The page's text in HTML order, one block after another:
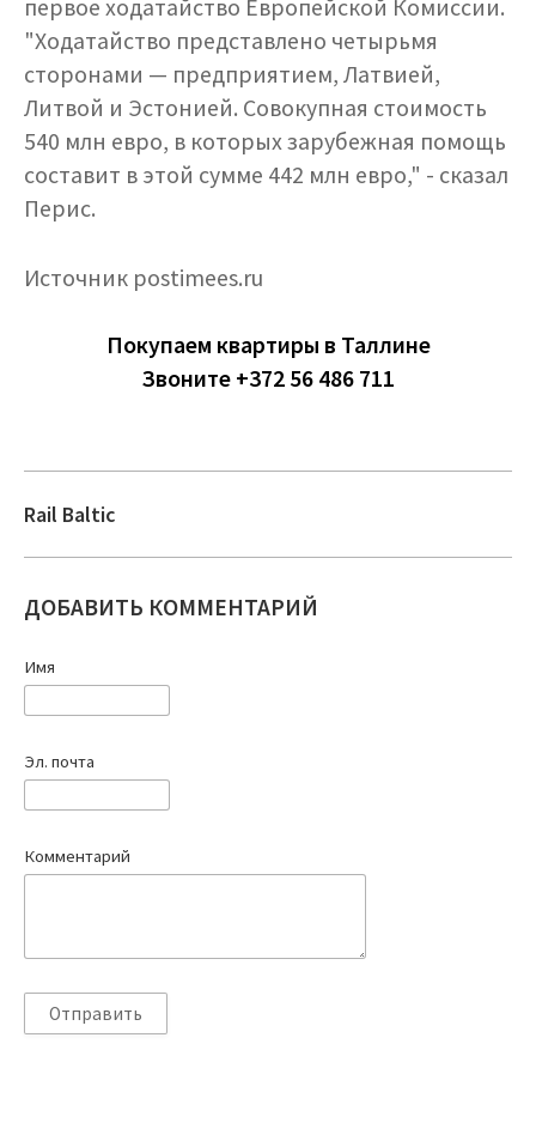
первое ходатайство Европейской Комиссии.
"Ходатайство представлено четырьмя
сторонами — предприятием, Латвией,
Литвой и Эстонией. Совокупная стоимость
540 млн евро, в которых зарубежная помощь
составит в этой сумме 442 млн евро," - сказал
Перис.
Источник postimees.ru
Покупаем квартиры в Таллине
Звоните +372 56 486 711
Rail Baltic
ДОБАВИТЬ КОММЕНТАРИЙ
Имя
Эл. почта
Комментарий